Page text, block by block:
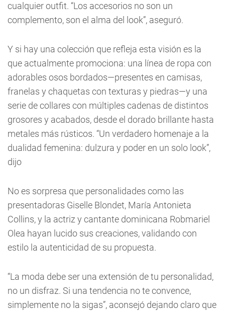
cualquier outfit. “Los accesorios no son un
complemento, son el alma del look”, aseguró.
Y si hay una colección que refleja esta visión es la
que actualmente promociona: una línea de ropa con
adorables osos bordados—presentes en camisas,
franelas y chaquetas con texturas y piedras—y una
serie de collares con múltiples cadenas de distintos
grosores y acabados, desde el dorado brillante hasta
metales más rústicos. “Un verdadero homenaje a la
dualidad femenina: dulzura y poder en un solo look”,
dijo
No es sorpresa que personalidades como las
presentadoras Giselle Blondet, María Antonieta
Collins, y la actriz y cantante dominicana Robmariel
Olea hayan lucido sus creaciones, validando con
estilo la autenticidad de su propuesta.
“La moda debe ser una extensión de tu personalidad,
no un disfraz. Si una tendencia no te convence,
simplemente no la sigas”, aconsejó dejando claro que